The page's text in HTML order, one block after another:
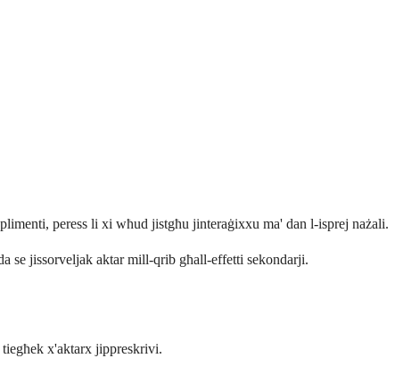
peress li xi wħud jistgħu jinteraġixxu ma' dan l-isprej nażali.
se jissorveljak aktar mill-qrib għall-effetti sekondarji.
x'aktarx jippreskrivi.